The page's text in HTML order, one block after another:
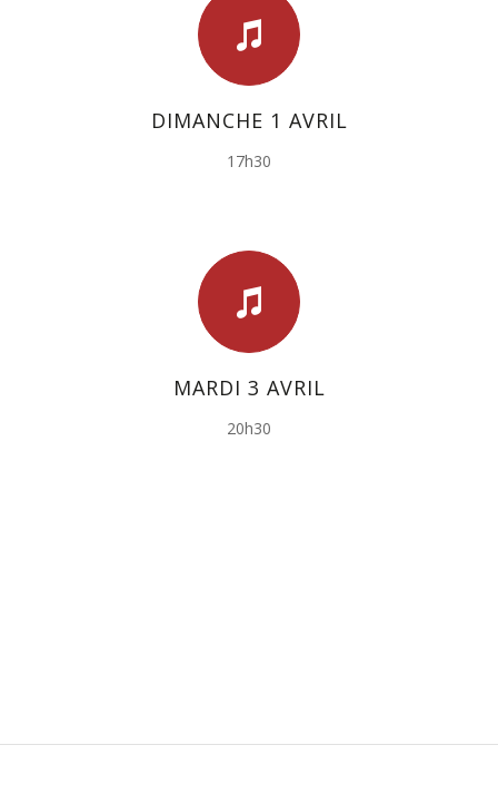
DIMANCHE 1 AVRIL
17h30
MARDI 3 AVRIL
20h30